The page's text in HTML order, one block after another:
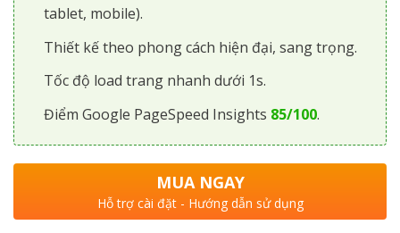
tablet, mobile).
Thiết kế theo phong cách hiện đại, sang trọng.
Tốc độ load trang nhanh dưới 1s.
Điểm Google PageSpeed Insights 85/100.
MUA NGAY
Hỗ trợ cài đặt - Hướng dẫn sử dụng